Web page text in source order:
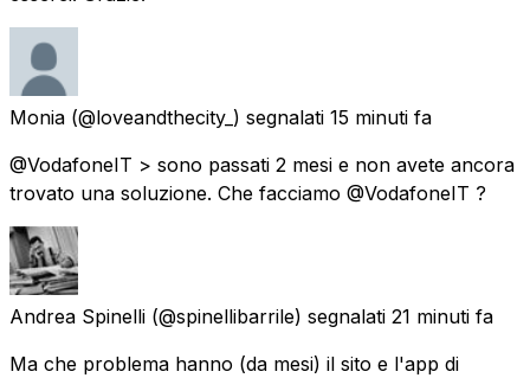
Monia (@loveandthecity_) segnalati 15 minuti fa
@VodafoneIT > sono passati 2 mesi e non avete ancora
trovato una soluzione. Che facciamo @VodafoneIT ?
Andrea Spinelli (@spinellibarrile) segnalati 21 minuti fa
Ma che problema hanno (da mesi) il sito e l'app di